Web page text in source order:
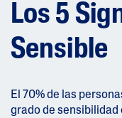
Los 5
Sensible
El 70% de las
grado de sensibilidad